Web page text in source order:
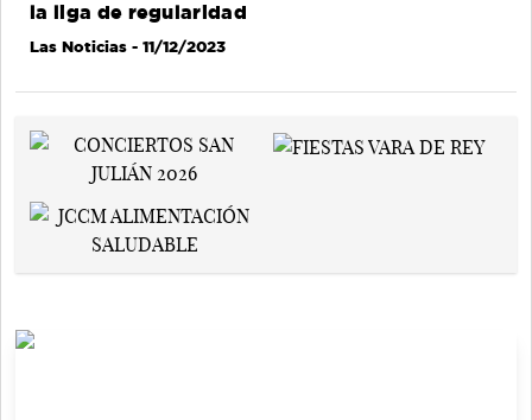
la liga de regularidad
Las Noticias - 11/12/2023